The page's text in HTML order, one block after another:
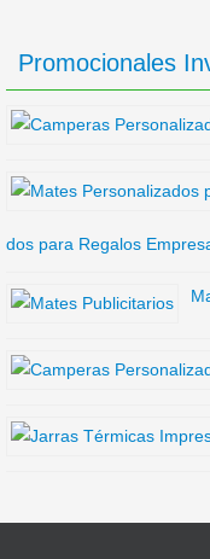
Promocionales
dos para Regalos